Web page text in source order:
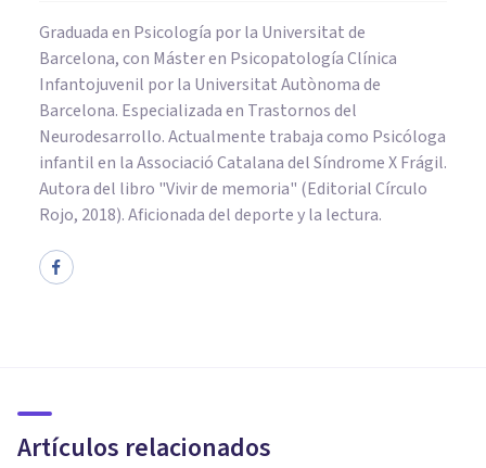
Graduada en Psicología por la Universitat de
Barcelona, con Máster en Psicopatología Clínica
Infantojuvenil por la Universitat Autònoma de
Barcelona. Especializada en Trastornos del
Neurodesarrollo. Actualmente trabaja como Psicóloga
infantil en la Associació Catalana del Síndrome X Frágil.
Autora del libro "Vivir de memoria" (Editorial Círculo
Rojo, 2018). Aficionada del deporte y la lectura.
Artículos relacionados
causas, síntomas y tratamiento